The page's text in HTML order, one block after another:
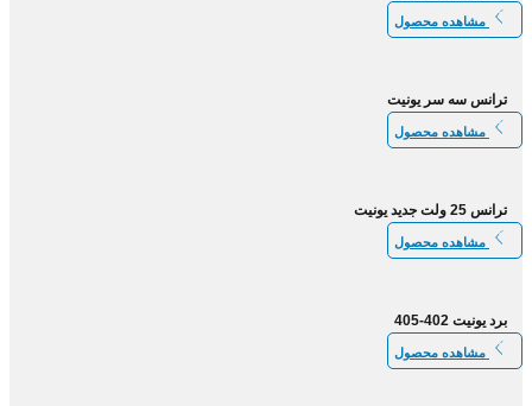
مشاهده محصول
ترانس سه سر یونیت
مشاهده محصول
ترانس 25 ولت جدید یونیت
مشاهده محصول
برد یونیت 402-405
مشاهده محصول